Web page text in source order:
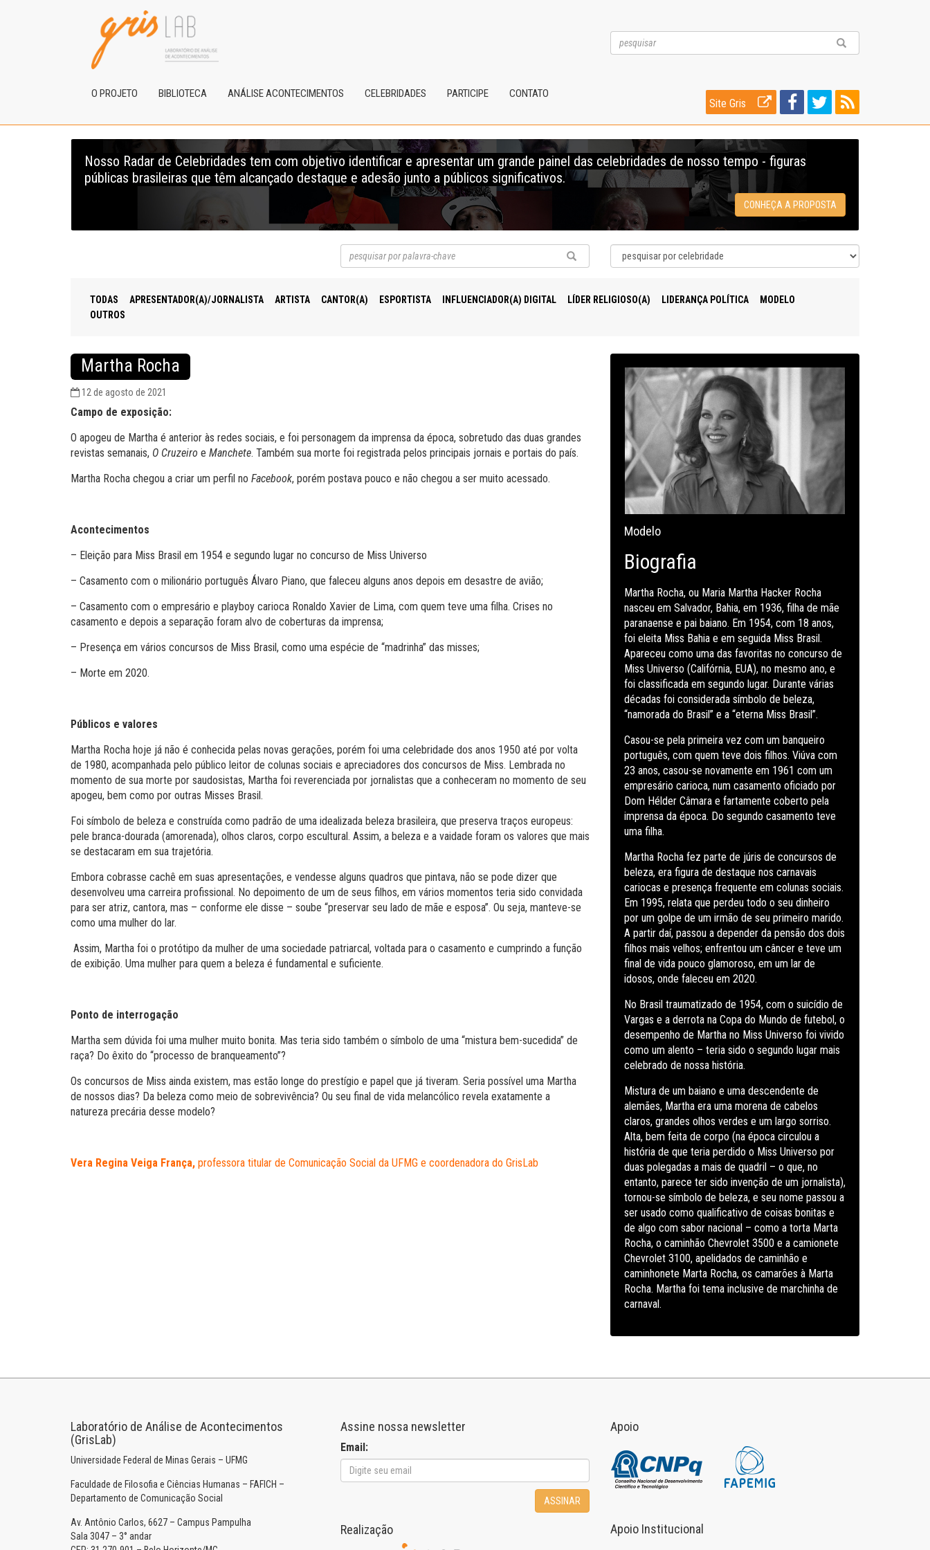
O PROJETO BIBLIOTECA ANÁLISE ACONTECIMENTOS CELEBRIDADES PARTICIPE CONTATO
Site Gris
Nosso Radar de Celebridades tem com objetivo identificar e apresentar um grande painel das celebridades de nosso tempo - figuras
públicas brasileiras que têm alcançado destaque e adesão junto a públicos significativos.
CONHEÇA A PROPOSTA
TODAS APRESENTADOR(A)/JORNALISTA ARTISTA CANTOR(A) ESPORTISTA INFLUENCIADOR(A) DIGITAL LÍDER RELIGIOSO(A) LIDERANÇA POLÍTICA
MODELO
OUTROS
Martha Rocha
12 de agosto de 2021
Campo de exposição:
O apogeu de Martha é anterior às redes sociais, e foi personagem da imprensa da época, sobretudo das duas grandes
revistas semanais, O Cruzeiro e Manchete. Também sua morte foi registrada pelos principais jornais e portais do país.
Martha Rocha chegou a criar um perfil no Facebook, porém postava pouco e não chegou a ser muito acessado.
Acontecimentos
– Eleição para Miss Brasil em 1954 e segundo lugar no concurso de Miss Universo
– Casamento com o milionário português Álvaro Piano, que faleceu alguns anos depois em desastre de avião;
– Casamento com o empresário e playboy carioca Ronaldo Xavier de Lima, com quem teve uma filha. Crises no
casamento e depois a separação foram alvo de coberturas da imprensa;
– Presença em vários concursos de Miss Brasil, como uma espécie de “madrinha” das misses;
– Morte em 2020.
Públicos e valores
Martha Rocha hoje já não é conhecida pelas novas gerações, porém foi uma celebridade dos anos 1950 até por volta
de 1980, acompanhada pelo público leitor de colunas sociais e apreciadores dos concursos de Miss. Lembrada no
momento de sua morte por saudosistas, Martha foi reverenciada por jornalistas que a conheceram no momento de seu
apogeu, bem como por outras Misses Brasil.
Foi símbolo de beleza e construída como padrão de uma idealizada beleza brasileira, que preserva traços europeus:
pele branca-dourada (amorenada), olhos claros, corpo escultural. Assim, a beleza e a vaidade foram os valores que mais
se destacaram em sua trajetória.
Embora cobrasse cachê em suas apresentações, e vendesse alguns quadros que pintava, não se pode dizer que
desenvolveu uma carreira profissional. No depoimento de um de seus filhos, em vários momentos teria sido convidada
para ser atriz, cantora, mas – conforme ele disse – soube “preservar seu lado de mãe e esposa”. Ou seja, manteve-se
como uma mulher do lar.
Assim, Martha foi o protótipo da mulher de uma sociedade patriarcal, voltada para o casamento e cumprindo a função
de exibição. Uma mulher para quem a beleza é fundamental e suficiente.
Ponto de interrogação
Martha sem dúvida foi uma mulher muito bonita. Mas teria sido também o símbolo de uma “mistura bem-sucedida” de
raça? Do êxito do “processo de branqueamento”?
Os concursos de Miss ainda existem, mas estão longe do prestígio e papel que já tiveram. Seria possível uma Martha
de nossos dias? Da beleza como meio de sobrevivência? Ou seu final de vida melancólico revela exatamente a
natureza precária desse modelo?
Vera Regina Veiga França, professora titular de Comunicação Social da UFMG e coordenadora do GrisLab
Modelo
Biografia
Martha Rocha, ou Maria Martha Hacker Rocha
nasceu em Salvador, Bahia, em 1936, filha de mãe
paranaense e pai baiano. Em 1954, com 18 anos,
foi eleita Miss Bahia e em seguida Miss Brasil.
Apareceu como uma das favoritas no concurso de
Miss Universo (Califórnia, EUA), no mesmo ano, e
foi classificada em segundo lugar. Durante várias
décadas foi considerada símbolo de beleza,
“namorada do Brasil” e a “eterna Miss Brasil”.
Casou-se pela primeira vez com um banqueiro
português, com quem teve dois filhos. Viúva com
23 anos, casou-se novamente em 1961 com um
empresário carioca, num casamento oficiado por
Dom Hélder Câmara e fartamente coberto pela
imprensa da época. Do segundo casamento teve
uma filha.
Martha Rocha fez parte de júris de concursos de
beleza, era figura de destaque nos carnavais
cariocas e presença frequente em colunas sociais.
Em 1995, relata que perdeu todo o seu dinheiro
por um golpe de um irmão de seu primeiro marido.
A partir daí, passou a depender da pensão dos dois
filhos mais velhos; enfrentou um câncer e teve um
final de vida pouco glamoroso, em um lar de
idosos, onde faleceu em 2020.
No Brasil traumatizado de 1954, com o suicídio de
Vargas e a derrota na Copa do Mundo de futebol, o
desempenho de Martha no Miss Universo foi vivido
como um alento – teria sido o segundo lugar mais
celebrado de nossa história.
Mistura de um baiano e uma descendente de
alemães, Martha era uma morena de cabelos
claros, grandes olhos verdes e um largo sorriso.
Alta, bem feita de corpo (na época circulou a
história de que teria perdido o Miss Universo por
duas polegadas a mais de quadril – o que, no
entanto, parece ter sido invenção de um jornalista),
tornou-se símbolo de beleza, e seu nome passou a
ser usado como qualificativo de coisas bonitas e
de algo com sabor nacional – como a torta Marta
Rocha, o caminhão Chevrolet 3500 e a camionete
Chevrolet 3100, apelidados de caminhão e
caminhonete Marta Rocha, os camarões à Marta
Rocha. Martha foi tema inclusive de marchinha de
carnaval.
Laboratório de Análise de Acontecimentos
(GrisLab)
Universidade Federal de Minas Gerais – UFMG
Faculdade de Filosofia e Ciências Humanas – FAFICH –
Departamento de Comunicação Social
Av. Antônio Carlos, 6627 – Campus Pampulha
Sala 3047 – 3° andar
Assine nossa newsletter
Email:
ASSINAR
Realização
Apoio
Apoio Institucional